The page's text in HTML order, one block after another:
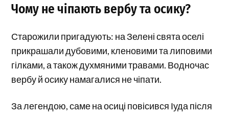
Чому не чіпають вербу та осику?
Старожили пригадують: на Зелені свята оселі
прикрашали дубовими, кленовими та липовими
гілками, а також духмяними травами. Водночас
вербу й осику намагалися не чіпати.
За легендою, саме на осиці повісився Іуда після